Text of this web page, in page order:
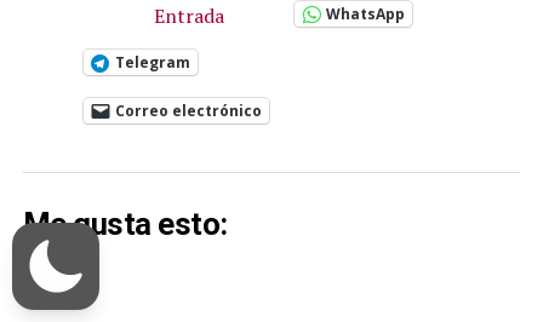
Entrada WhatsApp
Telegram
Correo electrónico
Me gusta esto: